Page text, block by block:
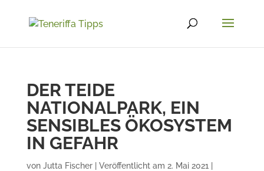
DER TEIDE
NATIONALPARK, EIN
SENSIBLES ÖKOSYSTEM
IN GEFAHR
von Jutta Fischer| Veröffentlicht am 2. Mai 2021 |